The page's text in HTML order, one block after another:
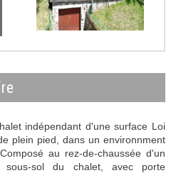
indépendant d'une surface Loi
plein pied, dans un environnment
au rez-de-chaussée d'un
sol du chalet, avec porte